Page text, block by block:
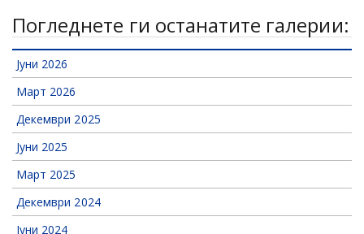
Погледнете ги останатите галерии:
Јуни 2026
Март 2026
Декември 2025
Јуни 2025
Март 2025
Декември 2024
Јуни 2024